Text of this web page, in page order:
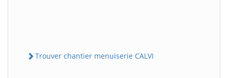
Trouver chantier menuiserie CALVI